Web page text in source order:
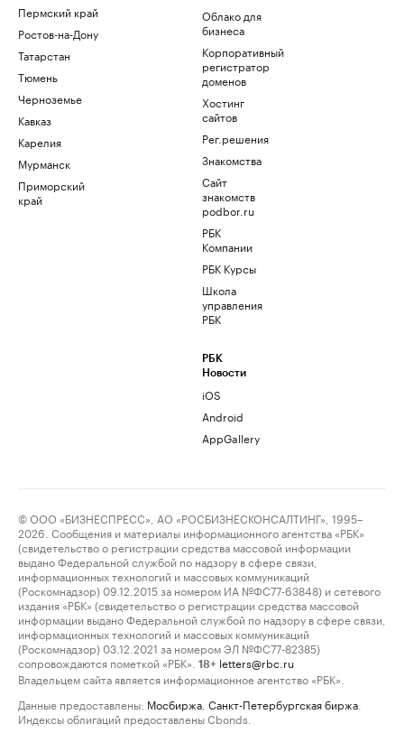
Пермский край
Ростов-на-Дону
Татарстан
Тюмень
Черноземье
Кавказ
Карелия
Мурманск
Приморский
край
Облако для
бизнеса
Корпоративный
регистратор
доменов
Хостинг
сайтов
Рег.решения
Знакомства
Сайт
знакомств
podbor.ru
РБК
Компании
РБК Курсы
Школа
управления
РБК
РБК
Новости
iOS
Android
AppGallery
© ООО «БИЗНЕСПРЕСС», АО «РОСБИЗНЕСКОНСАЛТИНГ», 1995–
2026. Сообщения и материалы информационного агентства «РБК»
(свидетельство о регистрации средства массовой информации
выдано Федеральной службой по надзору в сфере связи,
информационных технологий и массовых коммуникаций
(Роскомнадзор) 09.12.2015 за номером ИА №ФС77-63848) и сетевого
издания «РБК» (свидетельство о регистрации средства массовой
информации выдано Федеральной службой по надзору в сфере связи,
информационных технологий и массовых коммуникаций
(Роскомнадзор) 03.12.2021 за номером ЭЛ №ФС77-82385)
сопровождаются пометкой «РБК».
18+ letters@rbc.ru
Владельцем сайта является информационное агентство «РБК».
Данные предоставлены: Мосбиржа Санкт-Петербургская биржа
Индексы облигаций предоставлены Cbonds.